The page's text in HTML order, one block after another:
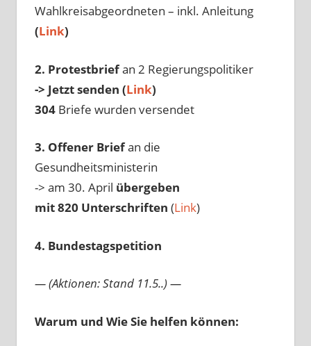
Wahlkreisabgeordneten – inkl. Anleitung
(Link)
2. Protestbriefan 2 Regierungspolitiker
-> Jetzt senden (Link)
304Briefe wurden versendet
3. Offener Briefan die
Gesundheitsministerin
-> am 30. April übergeben
mit 820 Unterschriften (Link)
4. Bundestagspetition
— (Aktionen: Stand 11.5..) —
Warum und Wie Sie helfen können: